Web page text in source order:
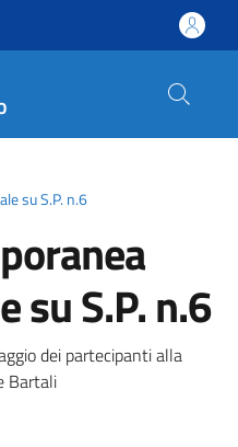
su S.P. n.6
S.P. n.6
dei partecipanti alla
Bartali